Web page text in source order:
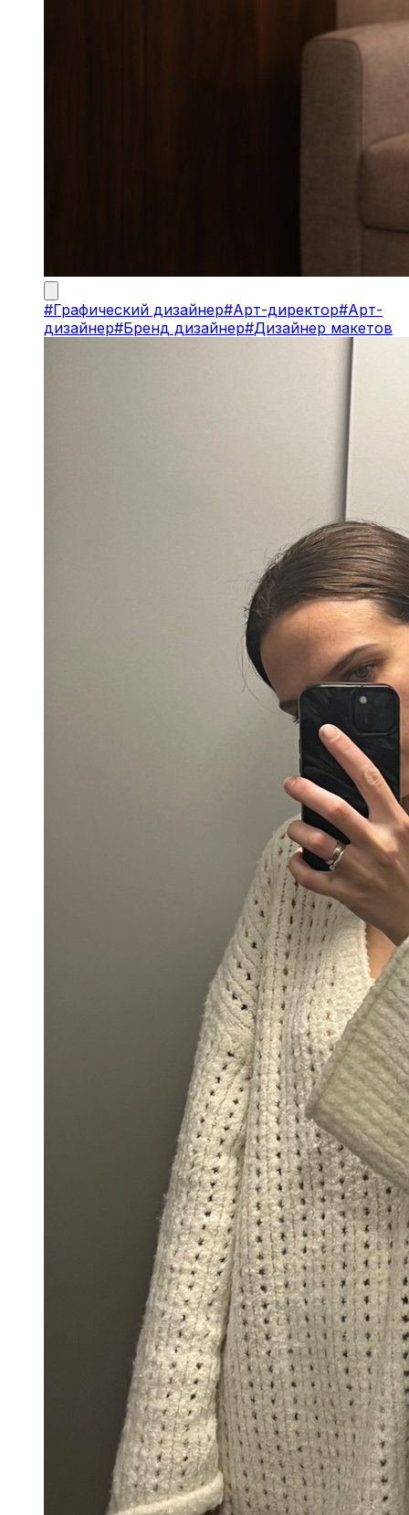
#Графический дизайнер#Арт-директор#Арт-
дизайнер#Бренд дизайнер#Дизайнер макетов